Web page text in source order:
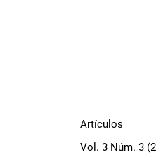
Artículos
Vol. 3 Núm. 3